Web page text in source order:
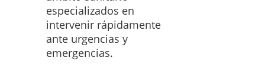
especializados en
intervenir rápidamente
ante urgencias y
emergencias.